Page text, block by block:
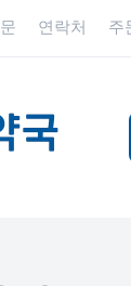
연락처 주